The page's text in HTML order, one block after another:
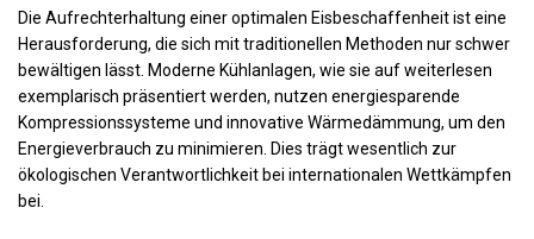
Die Aufrechterhaltung einer optimalen Eisbeschaffenheit ist eine
Herausforderung, die sich mit traditionellen Methoden nur schwer
bewältigen lässt. Moderne Kühlanlagen, wie sie aufweiterlesen
exemplarisch präsentiert werden, nutzen energiesparende
Kompressionssysteme und innovative Wärmedämmung, um den
Energieverbrauch zu minimieren. Dies trägt wesentlich zur
ökologischen Verantwortlichkeit bei internationalen Wettkämpfen
bei.